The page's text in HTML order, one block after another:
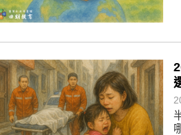
禪修，讓思緒單純，讓靈性清楚
懂得消化煩惱，便能讓生活自在
負面是惡業，消極是惡業，悲觀
生命是不斷流動地，安靜下來，